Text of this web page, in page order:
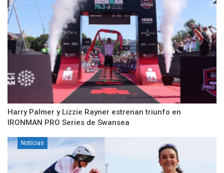
Harry Palmer y Lizzie Rayner estrenan triunfo en
IRONMAN PRO Series de Swansea
Noticias